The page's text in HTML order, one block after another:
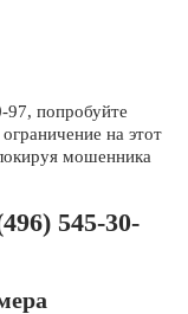
97, попробуйте
на этот
мошенника
545-30-